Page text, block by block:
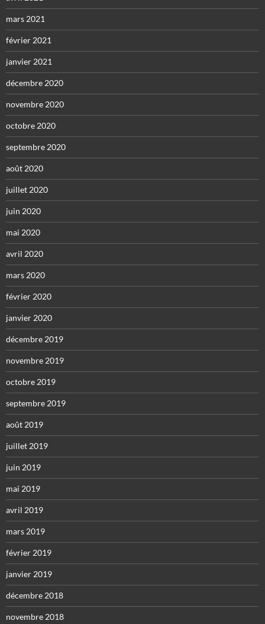
mars 2021
février 2021
janvier 2021
décembre 2020
novembre 2020
octobre 2020
septembre 2020
août 2020
juillet 2020
juin 2020
mai 2020
avril 2020
mars 2020
février 2020
janvier 2020
décembre 2019
novembre 2019
octobre 2019
septembre 2019
août 2019
juillet 2019
juin 2019
mai 2019
avril 2019
mars 2019
février 2019
janvier 2019
décembre 2018
novembre 2018